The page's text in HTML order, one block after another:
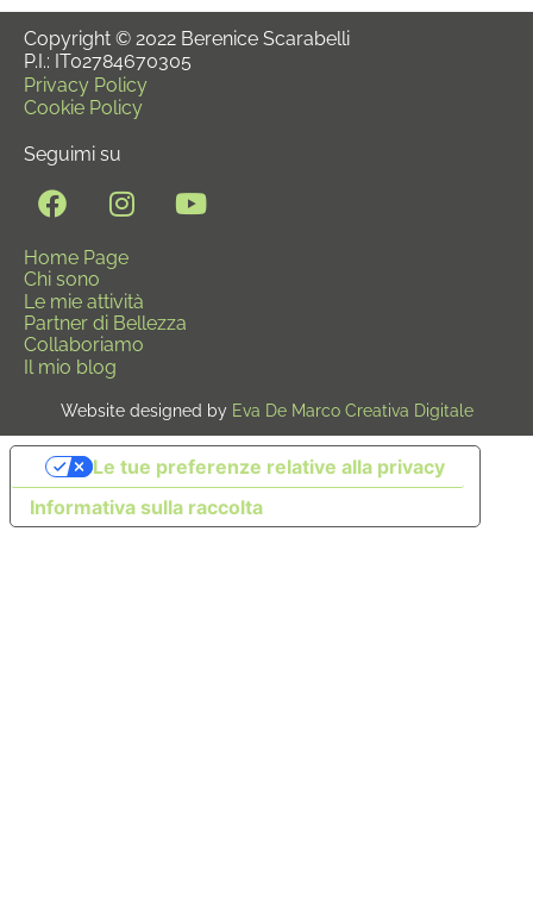
Copyright © 2022 Berenice Scarabelli
P.I.: IT02784670305
Privacy Policy
Cookie Policy
Seguimi su
Home Page
Chi sono
Le mie attività
Partner di Bellezza
Collaboriamo
Il mio blog
Website designed by Eva De Marco Creativa Digitale
Informativa sulla raccolta
Le tue preferenze relative alla privacy